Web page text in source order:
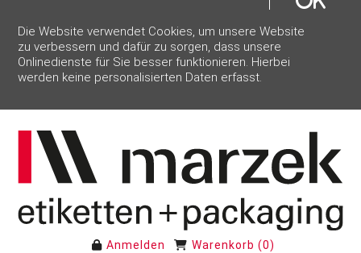
Die Website verwendet Cookies, um unsere Website
zu verbessern und dafür zu sorgen, dass unsere
Onlinedienste für Sie besser funktionieren. Hierbei
werden keine personalisierten Daten erfasst.
Anmelden Warenkorb (0)